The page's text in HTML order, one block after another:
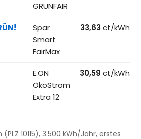
GRÜNFAIR
Spar
Smart
FairMax
33,63 ct/kWh
E.ON
ÖkoStrom
Extra 12
30,59 ct/kWh
10115), 3.500 kWh/Jahr, erstes